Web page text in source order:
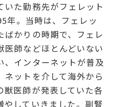
た勤務先がフェレット
年。当時は、フェレッ
ばかりの時期で、フェレ
医師などほとんどいない
、インターネットが普及
ネットを介して海外から
医師が発表していた各
していきました。副腎